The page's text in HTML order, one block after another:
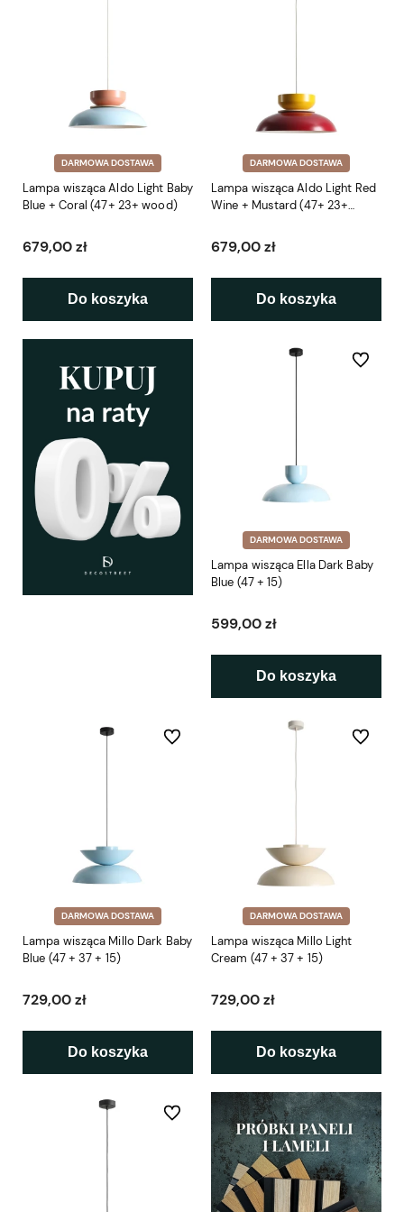
DARMOWA DOSTAWA
Lampa wisząca Aldo Light Baby
Blue + Coral (47+ 23+ wood)
679,00 zł
Do koszyka
DARMOWA DOSTAWA
Lampa wisząca Aldo Light Red
Wine + Mustard (47+ 23+
679,00 zł
Do koszyka
DARMOWA DOSTAWA
Lampa wisząca Ella Dark Baby
Blue (47 + 15)
599,00 zł
Do koszyka
Do
DARMOWA DOSTAWA
Lampa wisząca Millo Dark Baby
Blue (47 + 37 + 15)
729,00 zł
Do koszyka
Do ulubionych
DARMOWA DOSTAWA
Lampa wisząca Millo Light
Cream (47 + 37 + 15)
729,00 zł
Do koszyka
Do
Do ulubionych